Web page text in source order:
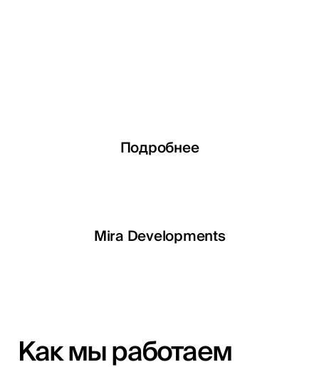
Подробнее
Подробнее
Подробнее
Подробнее
Mira Developments
Как мы работаем